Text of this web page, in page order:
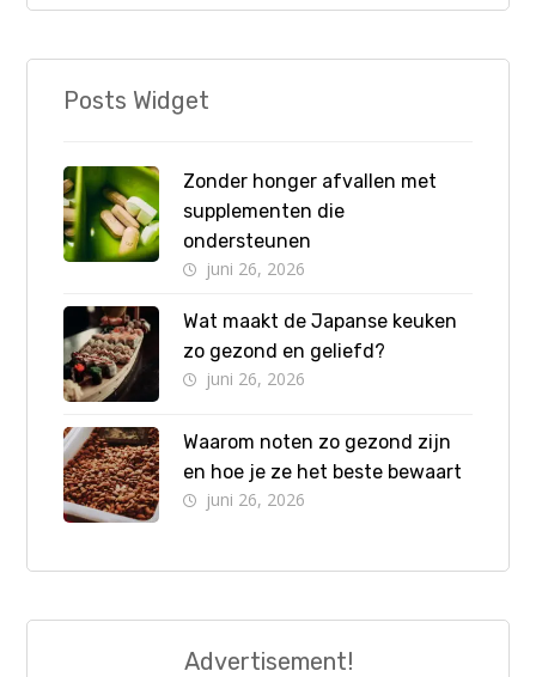
Posts Widget
Zonder honger afvallen met
supplementen die
ondersteunen
juni 26, 2026
Wat maakt de Japanse keuken
zo gezond en geliefd?
juni 26, 2026
Waarom noten zo gezond zijn
en hoe je ze het beste bewaart
juni 26, 2026
Advertisement!